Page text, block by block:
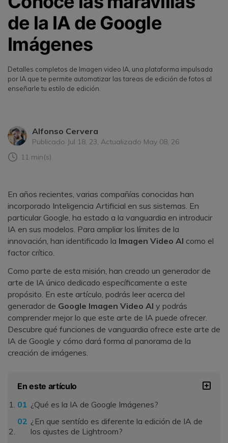
de la IA de Google
Imágenes
Detalles completos de Imagen video IA, una plataforma impulsada
por IA que te permite automatizar las tareas de edición de fotos al
enseñarle tu estilo de edición.
Alfonso Cervera
Publicado Jul 18, 23, Actualizado May 08, 26
11 min(s)
En años recientes, varias compañías conocidas han
incorporado Inteligencia Artificial en sus sistemas. En
particular Google, ha estado a la vanguardia en introducir
IA en sus modelos. Para ampliar los límites de la
innovación, han identificado la Imagen Video AI como el
factor crítico.󠀲󠀡󠀠󠀦󠀣󠀩󠀢󠀥󠀧󠀳
Como parte de esta misión, han creado un generador de
arte de IA único dedicado específicamente a este
propósito.󠀲󠀡󠀠󠀦󠀣󠀩󠀢󠀥󠀨󠀳󠀰 En este artículo, podrás leer acerca del
generador de Google Imagen Video AI y podrás
comprender mejor lo que este arte de IA puede ofrecer.󠀲󠀡󠀠󠀦󠀣󠀩󠀢󠀥󠀩󠀳󠀰
Descubre qué funciones de vanguardia ofrece este arte de
IA de Google y cómo dará forma al panorama de la
creación de imágenes.󠀲󠀡󠀠󠀦󠀣󠀩󠀢󠀦󠀠󠀳
En este artículo
¿Qué es la IA de Google Imágenes?
¿En que sentído es diferente la edición de IA de
los ajustes de Lightroom?